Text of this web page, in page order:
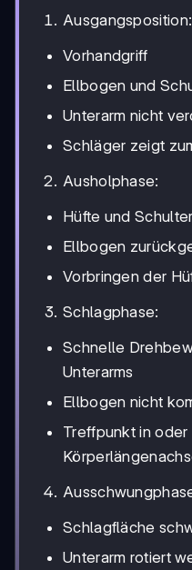
Ausgangsposition:
Vorhandgriff
Ellbogen und
Unterarm nicht
Schläger zeigt
Ausholphase:
Hüfte und
Ellbogen
Vorbringen der
Schlagphase:
Schnelle
Unterarms
Ellbogen nicht
Treffpunkt in
Schlagfläche
Unterarm rotiert